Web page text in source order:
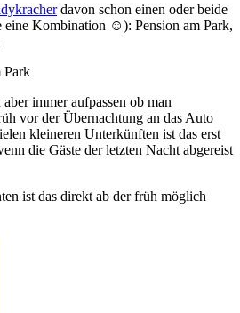
davon schon einen oder beide
eine Kombination ☺️): Pension am Park,
Park
immer aufpassen ob man
vor der Übernachtung an das Auto
kleineren Unterkünften ist das erst
die Gäste der letzten Nacht abgereist
ist das direkt ab der früh möglich